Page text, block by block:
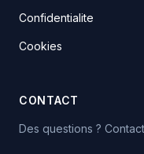
Confidentialite
Cookies
CONTACT
Des questions ?